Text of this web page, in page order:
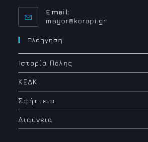
Email:
mayor@koropi.grOpens
Πλοηγηση
Ιστορία Πόλης
ΚΕΔΚ
Σφήττεια
Διαύγεια